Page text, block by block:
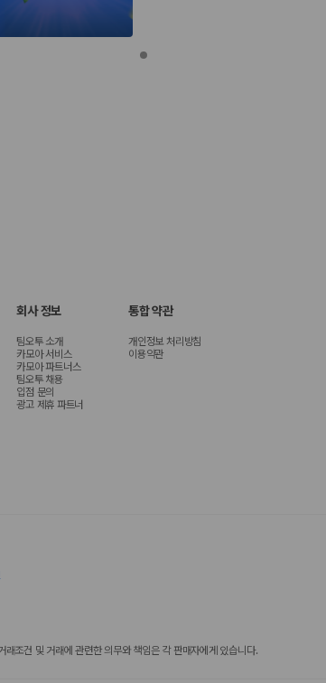
회사 정보
팀오투 소개
카모아 서비스
카모아 파트너스
팀오투 채용
입점 문의
광고 제휴 파트너
통합 약관
개인정보 처리방침
이용약관
조건 및 거래에 관련한 의무와 책임은 각 판매자에게 있습니다.